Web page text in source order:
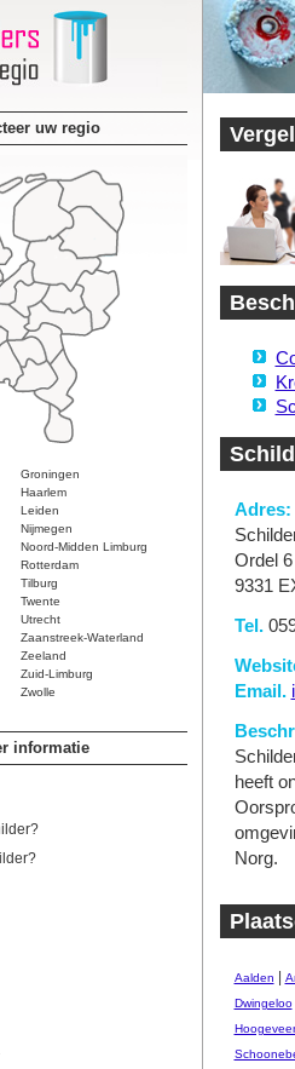
uw regio
Groningen
Haarlem
Leiden
Nijmegen
Noord-Midden Limburg
Rotterdam
Tilburg
Twente
Utrecht
Zaanstreek-Waterland
Zeeland
Zuid-Limburg
Zwolle
informatie
Adres:
Ordel 6
9331
Tel.
Email.
heeft
Norg.
Aalden
Dwingeloo